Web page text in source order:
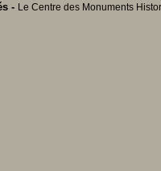
- Le Centre des Monuments